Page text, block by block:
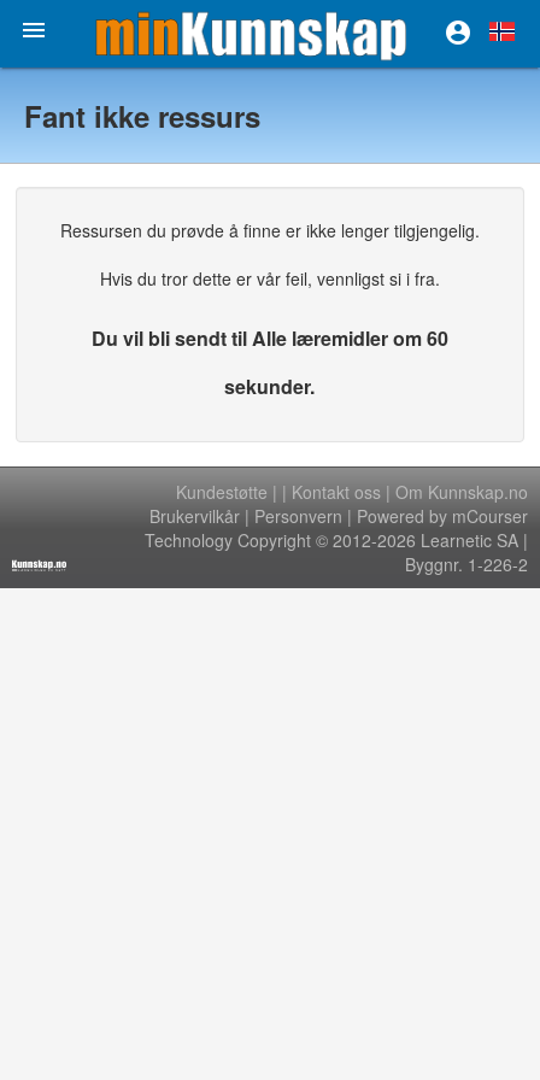


Fant ikke ressurs
Ressursen du prøvde å finne er ikke lenger tilgjengelig.
Hvis du tror dette er vår feil, vennligst si i fra.
Du vil bli sendt til Alle læremidler om 60
sekunder.
Kundestøtte | | Kontakt oss | Om Kunnskap.no
Brukervilkår | Personvern | Powered by mCourser
Technology Copyright © 2012-2026 Learnetic SA |
Byggnr. 1-226-2